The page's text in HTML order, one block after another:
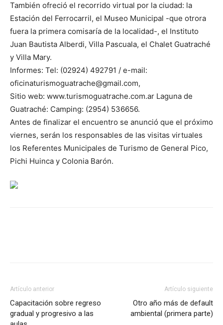
También ofreció el recorrido virtual por la ciudad: la
Estación del Ferrocarril, el Museo Municipal -que otrora
fuera la primera comisaría de la localidad-, el Instituto
Juan Bautista Alberdi, Villa Pascuala, el Chalet Guatraché
y Villa Mary.
Informes: Tel: (02924) 492791 / e-mail:
oficinaturismoguatrache@gmail.com,
Sitio web: www.turismoguatrache.com.ar Laguna de
Guatraché: Camping: (2954) 536656.
Antes de finalizar el encuentro se anunció que el próximo
viernes, serán los responsables de las visitas virtuales
los Referentes Municipales de Turismo de General Pico,
Pichi Huinca y Colonia Barón.
Artículo anterior
Capacitación sobre regreso
gradual y progresivo a las
Artículo siguiente
Otro año más de default
ambiental (primera parte)